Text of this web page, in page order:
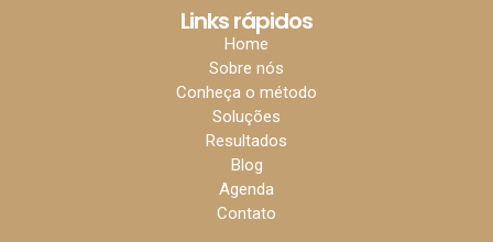
Links rápidos
Home
Sobre nós
Conheça o método
Soluções
Resultados
Blog
Agenda
Contato